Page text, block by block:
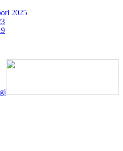
2025